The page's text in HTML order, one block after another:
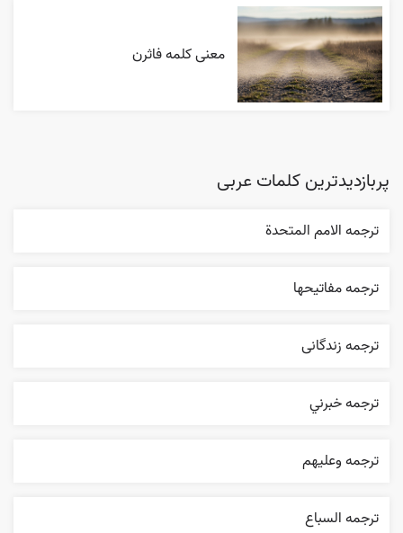
معنی کلمه فاثرن
پربازدیدترین کلمات عربی
ترجمه الامم المتحدة
ترجمه مفاتيحها
ترجمه زندگانی
ترجمه خبرني
ترجمه وعليهم
ترجمه السباع